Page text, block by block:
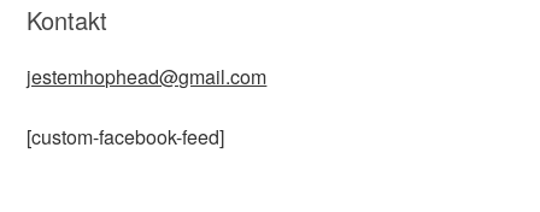
Kontakt
jestemhophead@gmail.com
[custom-facebook-feed]